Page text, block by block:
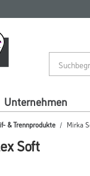
Unternehmen
& Trennprodukte Mirka
Soft